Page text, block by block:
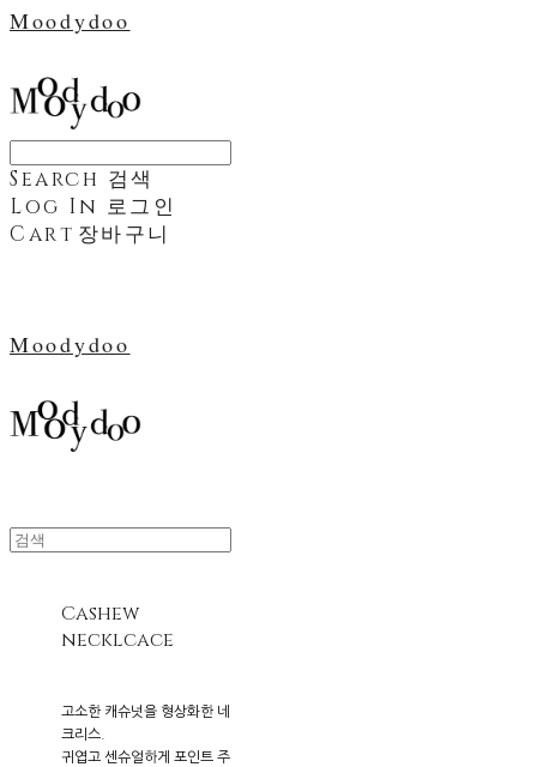
Moodydoo
Search 검색
Log In 로그인
Cart 장바구니
Moodydoo
Cashew
necklcace
고소한 캐슈넛을 형상화한 네
크리스.
귀엽고 센슈얼하게 포인트 주